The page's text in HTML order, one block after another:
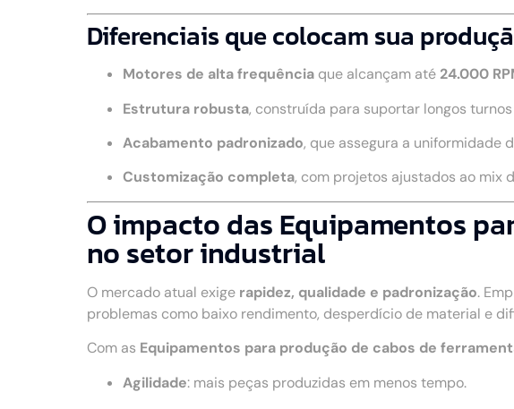
Diferenciais que colocam sua
Motores de alta frequência que alcançam até 24.000
Estrutura robusta, construída para suportar longos
Acabamento padronizado, que assegura a uniformidade
Customização completa, com projetos ajustados ao mix
O impacto das Equipamentos
no setor industrial
O mercado atual exige rapidez, qualidade e padronização.
problemas como baixo rendimento, desperdício de material e
Com as Equipamentos para produção de cabos de
Agilidade: mais peças produzidas em menos tempo.